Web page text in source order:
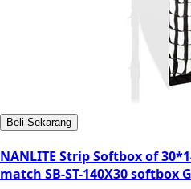
Beli Sekarang
NANLITE Strip Softbox of
match SB-ST-140X30 softbox